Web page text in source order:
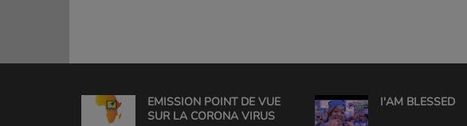
EMISSION POINT DE VUE
SUR LA CORONA VIRUS
I'AM BLESSED